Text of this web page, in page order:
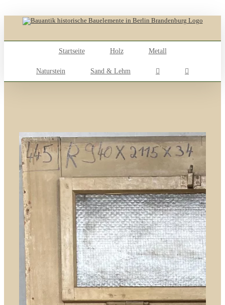
content
Startseite
Holz Metall
Naturstein Sand & Lehm